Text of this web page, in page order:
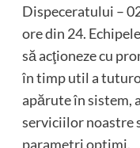
Dispeceratului –
ore din 24.
să acţioneze cu
în timp util a
apărute în sistem,
serviciilor noastre
parametri optimi.